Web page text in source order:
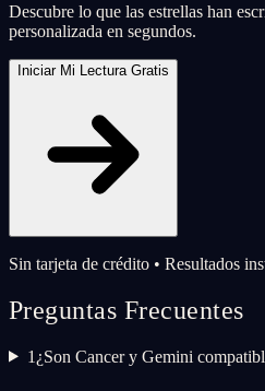
Descubre lo que las estrellas han
personalizada en segundos.
Iniciar Mi Lectura Gratis
Sin tarjeta de crédito • Resultados
Preguntas Frecuentes
1 ¿Son Cancer y Gemini